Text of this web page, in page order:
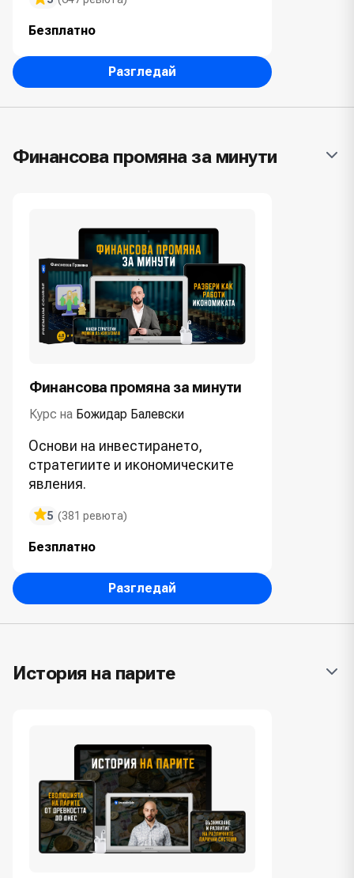
Безплатно
Разгледай
Финансова промяна за минути
Финансова промяна за минути
Курс на Божидар Балевски
Основи на инвестирането,
стратегиите и икономическите
явления.
5 (381 ревюта)
Безплатно
Разгледай
История на парите